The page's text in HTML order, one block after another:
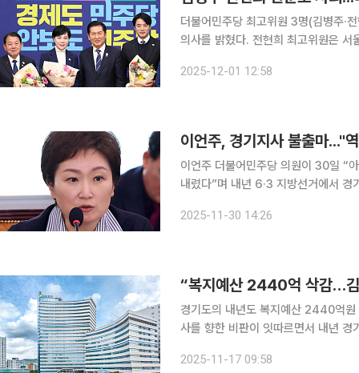
더불어민주당 최고위원 3명(김병주·
의사를 밝혔다. 전현희 최고위원은 서
전선에서 윤석열 정권에 맞서 십만 개
2025-12-01 12:58
이언주, 경기지사 불출마..."
이언주 더불어민주당 의원이 30일 “
내렸다”며 내년 6·3 지방선거에서 경기지사
지방선거에서 승리할 훌륭한 동료정
2025-11-30 14:26
“복지예산 2440억 삭감…김
경기도의 내년도 복지예산 2440억원
사를 향한 비판이 잇따르면서 내년 경기지사 선
2025-11-17 09:58